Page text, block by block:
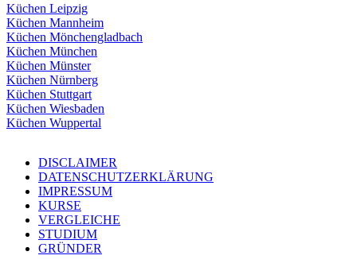
Küchen Leipzig
Küchen Mannheim
Küchen Mönchengladbach
Küchen München
Küchen Münster
Küchen Nürnberg
Küchen Stuttgart
Küchen Wiesbaden
Küchen Wuppertal
DISCLAIMER
DATENSCHUTZERKLÄRUNG
IMPRESSUM
KURSE
VERGLEICHE
STUDIUM
GRÜNDER